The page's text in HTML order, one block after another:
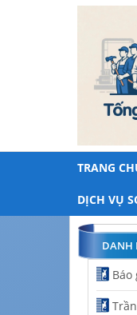
TRANG
DỊCH VỤ
DANH
Báo